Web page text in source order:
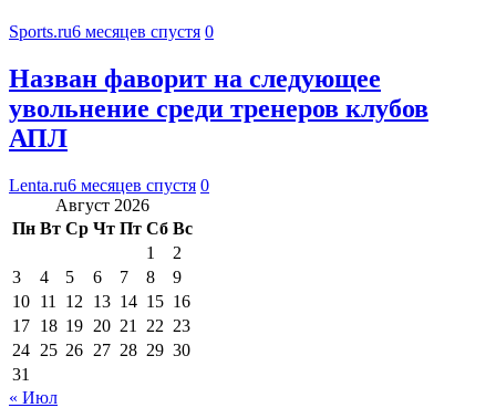
Sports.ru6 месяцев спустя 0
Назван фаворит на следующее
увольнение среди тренеров клубов
АПЛ
Lenta.ru6 месяцев спустя 0
Август 2026
Пн Вт Ср Чт Пт Сб Вс
1
2
3
4 5 6 7 8
9
10 11 12 13 14 15 16
17 18 19 20 21 22 23
24 25 26 27 28 29 30
31
« Июл